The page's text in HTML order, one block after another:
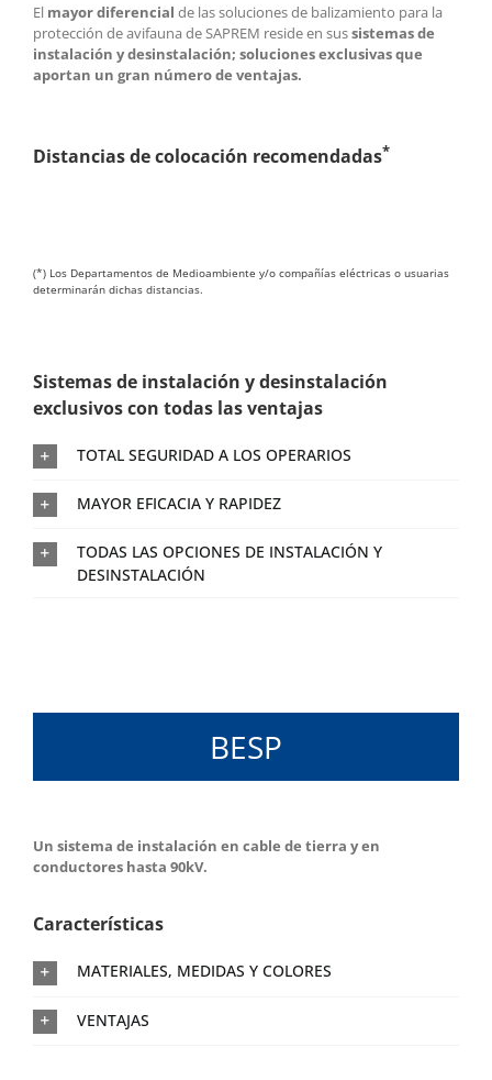
Elmayor diferencial de las soluciones de balizamiento para la
protección de avifauna de SAPREM reside en sussistemas de
instalación y desinstalación; soluciones exclusivas que
aportan un gran número de ventajas.
Distancias de colocación recomendadas*
(*) Los Departamentos de Medioambiente y/o compañías eléctricas o usuarias
determinarán dichas distancias.
Sistemas de instalación y desinstalación
exclusivos con todas las ventajas
TOTAL SEGURIDAD A LOS OPERARIOS
MAYOR EFICACIA Y RAPIDEZ
TODAS LAS OPCIONES DE INSTALACIÓN Y
DESINSTALACIÓN
BESP
Un sistema de instalación en cable de tierra y en
conductores hasta 90kV.
Características
MATERIALES, MEDIDAS Y COLORES
VENTAJAS